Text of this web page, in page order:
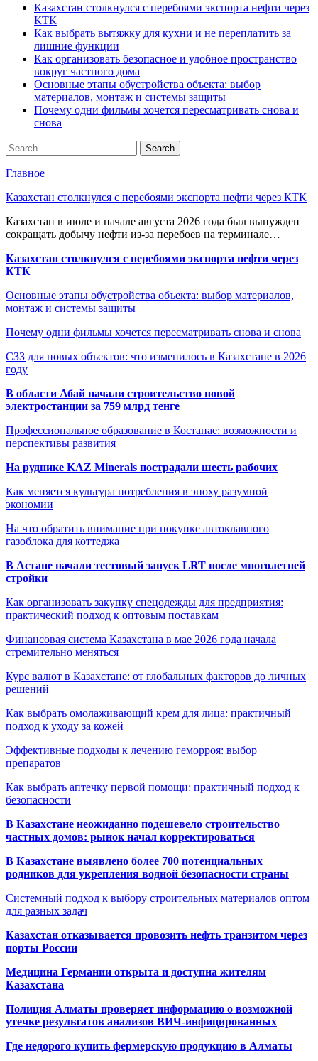
Казахстан столкнулся с перебоями экспорта нефти через
КТК
Как выбрать вытяжку для кухни и не переплатить за
лишние функции
Как организовать безопасное и удобное пространство
вокруг частного дома
Основные этапы обустройства объекта: выбор
материалов, монтаж и системы защиты
Почему одни фильмы хочется пересматривать снова и
снова
Главное
Казахстан столкнулся с перебоями экспорта нефти через КТК
Казахстан в июле и начале августа 2026 года был вынужден
сокращать добычу нефти из-за перебоев на терминале…
Казахстан столкнулся с перебоями экспорта нефти через
КТК
Основные этапы обустройства объекта: выбор материалов,
монтаж и системы защиты
Почему одни фильмы хочется пересматривать снова и снова
СЗЗ для новых объектов: что изменилось в Казахстане в 2026
году
В области Абай начали строительство новой
электростанции за 759 млрд тенге
Профессиональное образование в Костанае: возможности и
перспективы развития
На руднике KAZ Minerals пострадали шесть рабочих
Как меняется культура потребления в эпоху разумной
экономии
На что обратить внимание при покупке автоклавного
газоблока для коттеджа
В Астане начали тестовый запуск LRT после многолетней
стройки
Как организовать закупку спецодежды для предприятия:
практический подход к оптовым поставкам
Финансовая система Казахстана в мае 2026 года начала
стремительно меняться
Курс валют в Казахстане: от глобальных факторов до личных
решений
Как выбрать омолаживающий крем для лица: практичный
подход к уходу за кожей
Эффективные подходы к лечению геморроя: выбор
препаратов
Как выбрать аптечку первой помощи: практичный подход к
безопасности
В Казахстане неожиданно подешевело строительство
частных домов: рынок начал корректироваться
В Казахстане выявлено более 700 потенциальных
родников для укрепления водной безопасности страны
Системный подход к выбору строительных материалов оптом
для разных задач
Казахстан отказывается провозить нефть транзитом через
порты России
Медицина Германии открыта и доступна жителям
Казахстана
Полиция Алматы проверяет информацию о возможной
утечке результатов анализов ВИЧ-инфицированных
Где недорого купить фермерскую продукцию в Алматы